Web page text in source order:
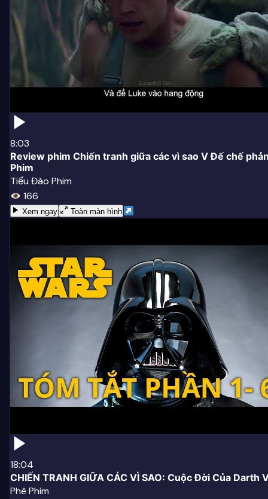
8:03
Review phim Chiến tranh giữa các vì sao V Đế chế
Phim
Tiểu Đào Phim
166
Xem ngay Toàn màn hình
18:04
CHIẾN TRANH GIỮA CÁC VÌ SAO: Cuộc Đời Của Darth
Phê Phim